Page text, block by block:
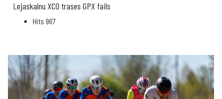
Lejaskalnu XCO trases GPX fails
Hits 967